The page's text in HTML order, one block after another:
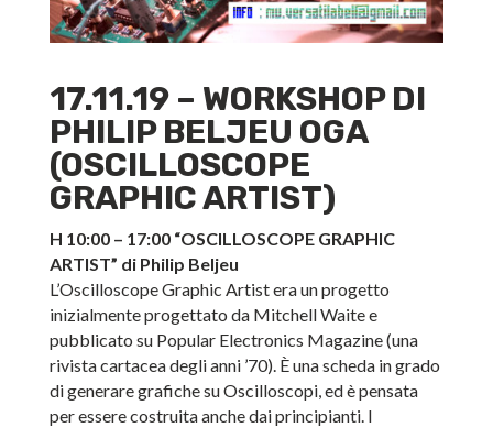
17.11.19 – WORKSHOP DI
PHILIP BELJEU OGA
(OSCILLOSCOPE
GRAPHIC ARTIST)
H 10:00 – 17:00 “OSCILLOSCOPE GRAPHIC
ARTIST” di Philip Beljeu
L’Oscilloscope Graphic Artist era un progetto
inizialmente progettato da Mitchell Waite e
pubblicato su Popular Electronics Magazine (una
rivista cartacea degli anni ’70). È una scheda in grado
di generare grafiche su Oscilloscopi, ed è pensata
per essere costruita anche dai principianti. I